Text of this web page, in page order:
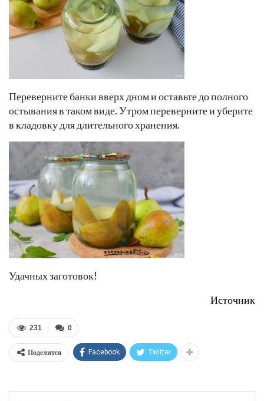
Переверните банки вверх дном и оставьте до полного
остывания в таком виде. Утром переверните и уберите
в кладовку для длительного хранения.
Удачных заготовок!
Источник
0
231
Поделится Facebook Twitter